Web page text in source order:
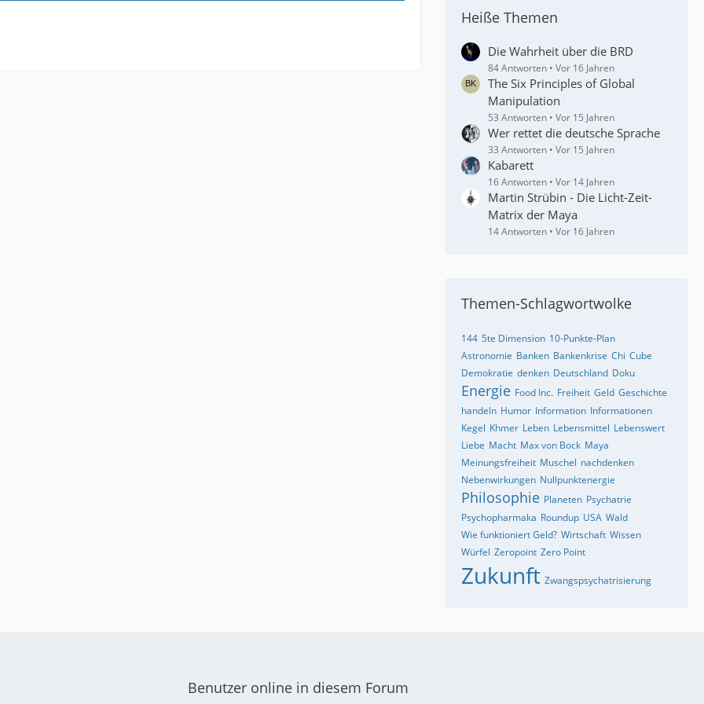
Heiße Themen
Die Wahrheit über die BRD
84 Antworten Vor 16 Jahren
The Six Principles of Global
Manipulation
53 Antworten Vor 15 Jahren
Wer rettet die deutsche Sprache
33 Antworten Vor 15 Jahren
Kabarett
16 Antworten Vor 14 Jahren
Martin Strübin - Die Licht-Zeit-
Matrix der Maya
14 Antworten Vor 16 Jahren
Themen-Schlagwortwolke
144 5te Dimension 10-Punkte-Plan
Astronomie Banken Bankenkrise Chi Cube
Demokratie denken Deutschland Doku
Energie Food Inc. Freiheit Geld Geschichte
handeln Humor Information Informationen
Kegel Khmer Leben Lebensmittel Lebenswert
Liebe Macht Max von Bock Maya
Meinungsfreiheit Muschel nachdenken
Nebenwirkungen Nullpunktenergie
Philosophie Planeten Psychatrie
Psychopharmaka Roundup USA Wald
Wie funktioniert Geld? Wirtschaft Wissen
Würfel Zeropoint Zero Point
Zukunft Zwangspsychatrisierung
Benutzer online in diesem Forum